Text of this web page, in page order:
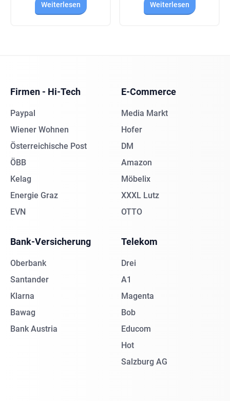
Weiterlesen Weiterlesen
Firmen - Hi-Tech
Paypal
Wiener Wohnen
Österreichische Post
ÖBB
Kelag
Energie Graz
EVN
E-Commerce
Media Markt
Hofer
DM
Amazon
Möbelix
XXXL Lutz
OTTO
Bank-Versicherung
Oberbank
Santander
Klarna
Bawag
Bank Austria
Telekom
Drei
A1
Magenta
Bob
Educom
Hot
Salzburg AG